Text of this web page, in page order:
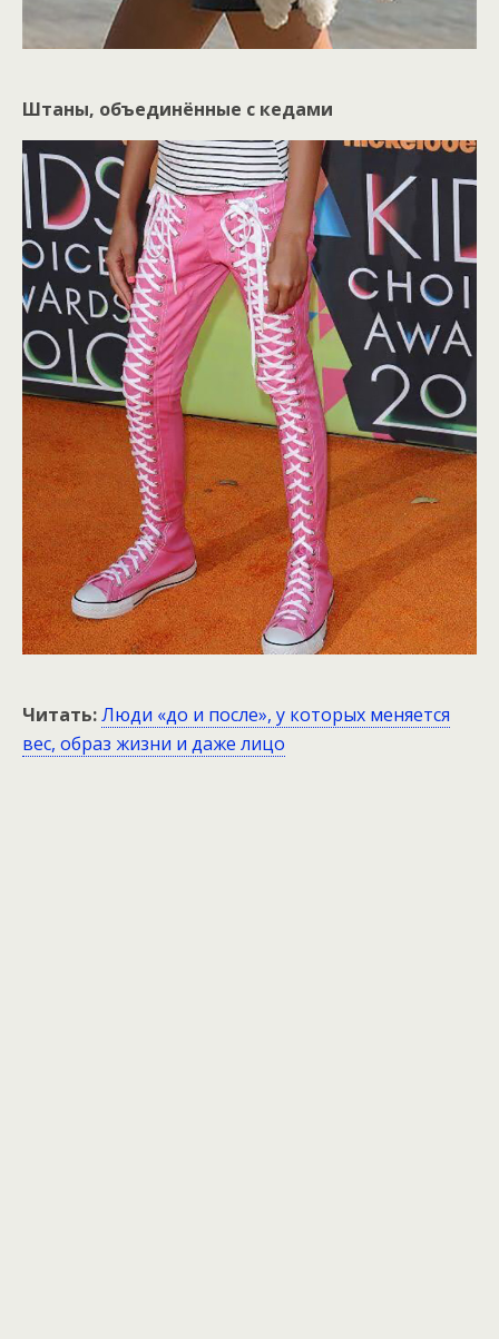
Штаны, объединённые с кедами
Читать:Люди «до и после», у которых меняется
вес, образ жизни и даже лицо